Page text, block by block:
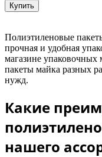
Купить
Полиэтиленовые
прочная и удобная
магазине
пакеты майка разных
нужд.
Какие
нашего